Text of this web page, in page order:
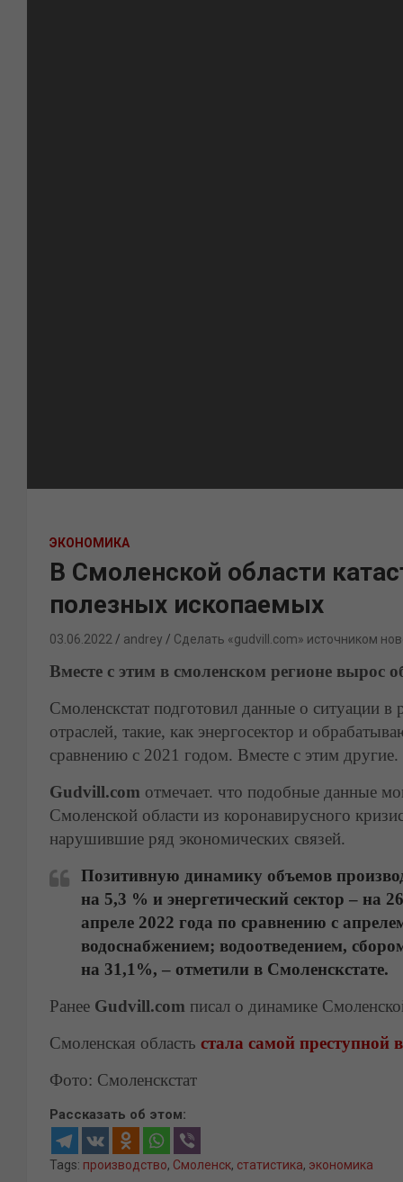
ЭКОНОМИКА
В Смоленской области
полезных ископаемых
03.06.2022 andrey Сделать «gudvill.com» источником
Вместе с этим в смоленском регионе вырос
Смоленскстат подготовил данные о ситуации
отраслей, такие, как энергосектор и
сравнению с 2021 годом. Вместе с этим
Gudvill.com отмечает. что подобные данные
Смоленской области из коронавирусного
нарушившие ряд экономических связей.
Позитивную динамику объемов
на 5,3 % и энергетический сектор – на
апреле 2022 года по сравнению с
водоснабжением; водоотведением,
на 31,1%, – отметили в Смоленскстате.
Ранее Gudvill.com писал о динамике
Смоленская область стала самой
Фото: Смоленскстат
Рассказать об этом:
Tags: производство, Смоленск, статистика, экономика